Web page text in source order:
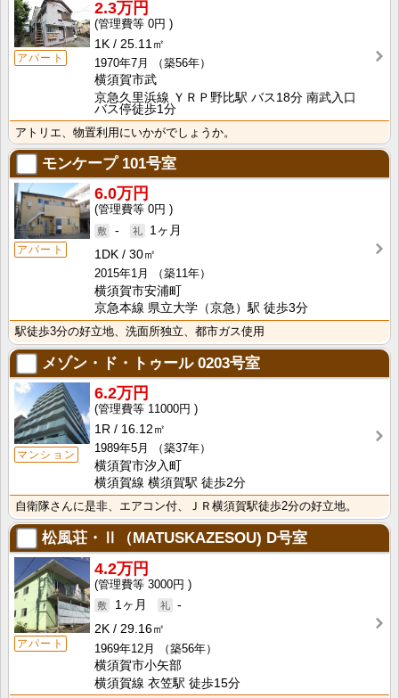
アパート
2.3万円
0円
1K
25.11㎡
1970年7月
（築56年）
横須賀市武
京急久里浜線 ＹＲＰ野比駅 バス18分 南武入口
バス停徒歩1分
アトリエ、物置利用にいかがでしょうか。
モンケープ101号室
アパート
6.0万円
0円
-
1ヶ月
1DK
30㎡
2015年1月
（築11年）
横須賀市安浦町
京急本線 県立大学（京急）駅 徒歩3分
駅徒歩3分の好立地、洗面所独立、都市ガス使用
メゾン・ド・トゥール0203号室
マンション
6.2万円
11000円
1R
16.12㎡
1989年5月
（築37年）
横須賀市汐入町
横須賀線 横須賀駅 徒歩2分
自衛隊さんに是非、エアコン付、ＪＲ横須賀駅徒歩2分の好立地。
松風荘・Ⅱ（MATUSKAZESOU) D号室
アパート
4.2万円
3000円
1ヶ月
-
2K
29.16㎡
1969年12月
（築56年）
横須賀市小矢部
横須賀線 衣笠駅 徒歩15分